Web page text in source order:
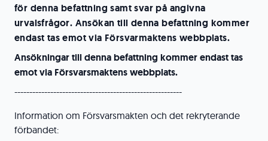
för denna befattning samt svar på angivna
urvalsfrågor. Ansökan till denna befattning kommer
endast tas emot via Försvarmaktens webbplats.
Ansökningar till denna befattning kommer endast tas
emot via Försvarsmaktens webbplats.
--------------------------------------------------------
Information om Försvarsmakten och det rekryterande
förbandet: